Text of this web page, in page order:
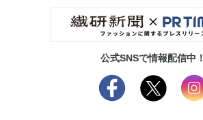
公式SNSで情報配信中！